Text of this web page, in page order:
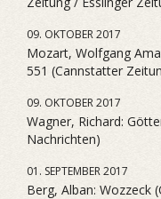
09. OKTOBER 2017
Mozart, Wolfgang
551 (Cannstatter
09. OKTOBER 2017
Wagner, Richard:
Nachrichten)
01. SEPTEMBER 2017
Berg, Alban: Wozzeck